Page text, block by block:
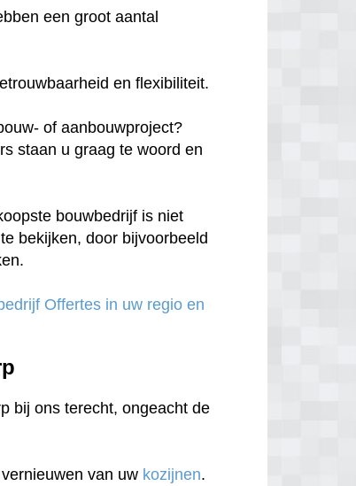
een groot aantal
en flexibiliteit.
of aanbouwproject?
staan u graag te woord en
bouwbedrijf is niet
bekijken, door bijvoorbeeld
Offertes in uw regio en
bij ons terecht, ongeacht de
van uw kozijnen.